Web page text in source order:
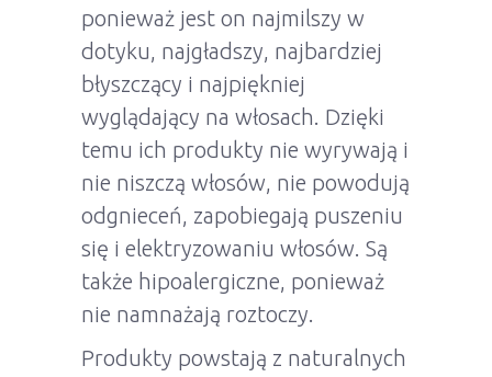
ponieważ jest on najmilszy w
dotyku, najgładszy, najbardziej
błyszczący i najpiękniej
wyglądający na włosach. Dzięki
temu ich produkty nie wyrywają i
nie niszczą włosów, nie powodują
odgnieceń, zapobiegają puszeniu
się i elektryzowaniu włosów. Są
także hipoalergiczne, ponieważ
nie namnażają roztoczy.
Produkty powstają z naturalnych